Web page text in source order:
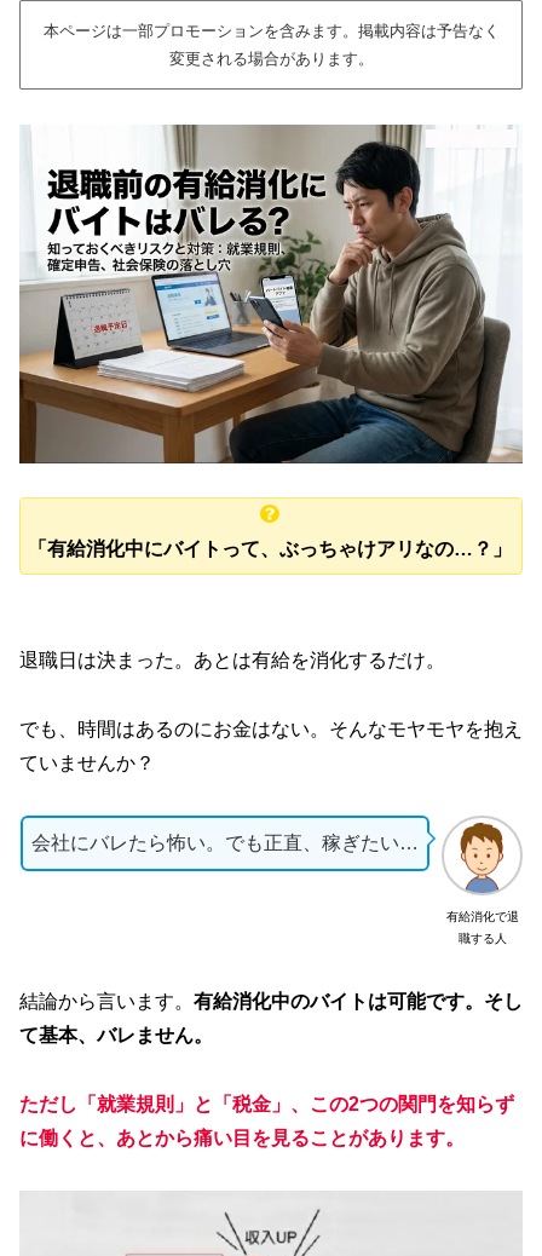
本ページは一部プロモーションを含みます。掲載内容は予告なく
変更される場合があります。
「有給消化中にバイトって、ぶっちゃけアリなの…？」
退職日は決まった。あとは有給を消化するだけ。
でも、時間はあるのにお金はない。そんなモヤモヤを抱え
ていませんか？
有給消化で退
職する人
会社にバレたら怖い。でも正直、稼ぎたい…
結論から言います。 有給消化中のバイトは可能です。そし
て基本、バレません。
ただし「就業規則」と「税金」、この2つの関門を知らず
に働くと、あとから痛い目を見ることがあります。